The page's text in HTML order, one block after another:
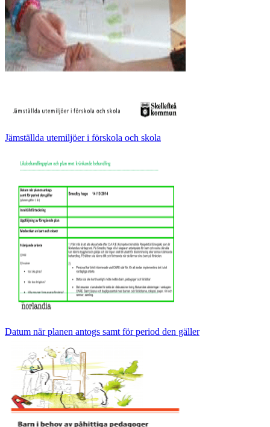
Jämställda utemiljöer i förskola och skola
Datum när planen antogs samt för period den gäller